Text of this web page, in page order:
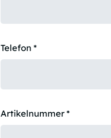
Telefon *
Artikelnummer*